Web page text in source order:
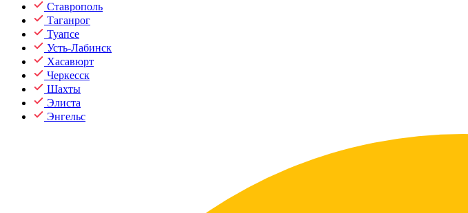
Ставрополь
Таганрог
Туапсе
Усть-Лабинск
Хасавюрт
Черкесск
Шахты
Элиста
Энгельс